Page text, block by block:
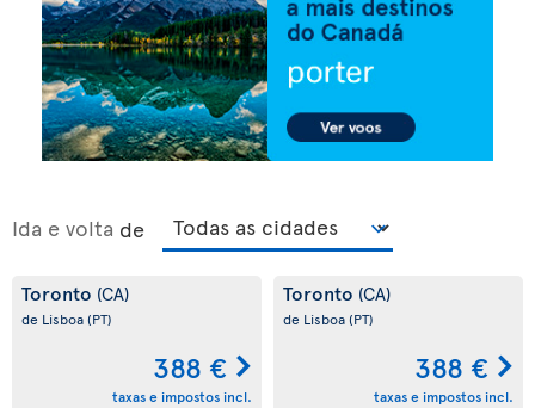
Ida e volta de
Toronto (CA)
de Lisboa(PT)
388 €
taxas e impostos incl.
Toronto (CA)
de Lisboa(PT)
388 €
taxas e impostos incl.